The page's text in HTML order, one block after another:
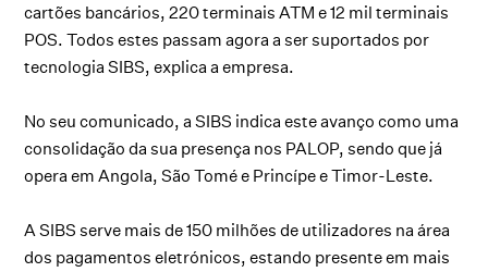
cartões bancários, 220 terminais ATM e 12 mil terminais
POS. Todos estes passam agora a ser suportados por
tecnologia SIBS, explica a empresa.
No seu comunicado, a SIBS indica este avanço como uma
consolidação da sua presença nos PALOP, sendo que já
opera em Angola, São Tomé e Princípe e Timor-Leste.
A SIBS serve mais de 150 milhões de utilizadores na área
dos pagamentos eletrónicos, estando presente em mais